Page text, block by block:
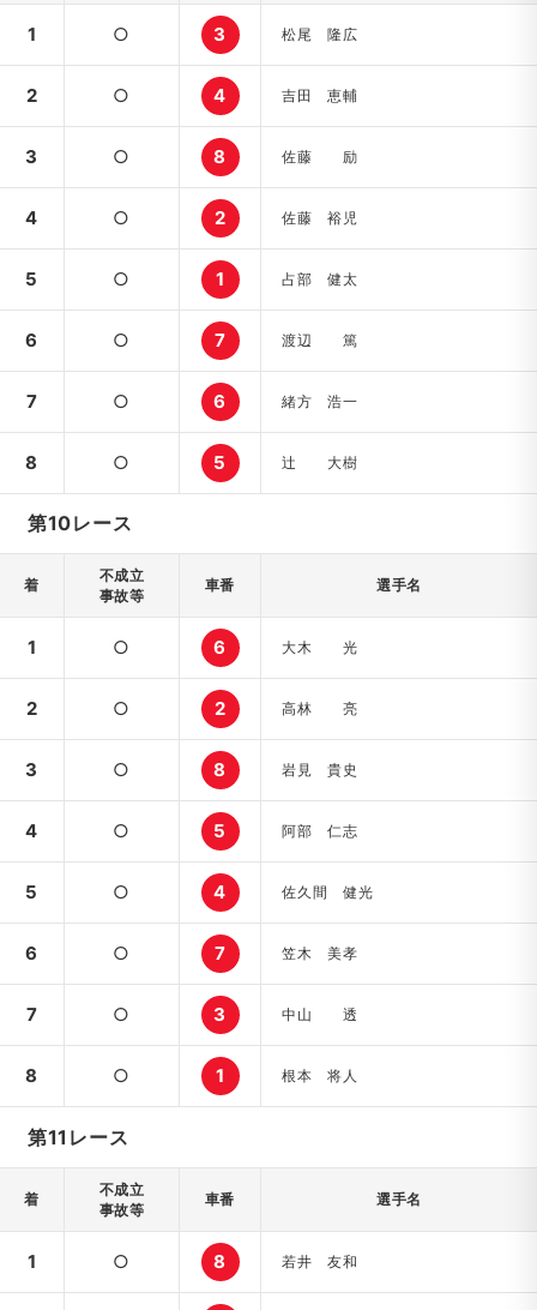
1 ○ 3 松尾 隆広
2 ○ 4 吉田 恵輔
3 ○ 8 佐藤 励
4 ○ 2 佐藤 裕児
5 ○ 1 占部 健太
6 ○ 7 渡辺 篤
7 ○ 6 緒方 浩一
8 ○ 5 辻 大樹
第10レース
着
不成立
事故等
車番 選手名
1 ○ 6 大木 光
2 ○ 2 高林 亮
3 ○ 8 岩見 貴史
4 ○ 5 阿部 仁志
5 ○ 4 佐久間 健光
6 ○ 7 笠木 美孝
7 ○ 3 中山 透
8 ○ 1 根本 将人
第11レース
着
不成立
事故等
車番 選手名
1 ○ 8 若井 友和